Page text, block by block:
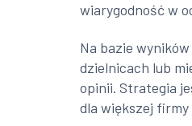
wiarygodność w
Na bazie
dzielnicach lub
opinii. Strategia
dla większej firmy